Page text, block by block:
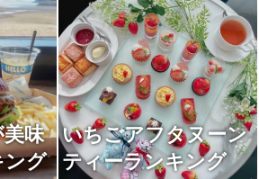
味
ング
いちごアフタヌーン
ティーランキング